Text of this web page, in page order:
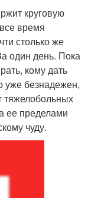
круговую
время
столько же
один день. Пока
кому дать
уже безнадежен,
тяжелобольных
ее пределами
чуду.